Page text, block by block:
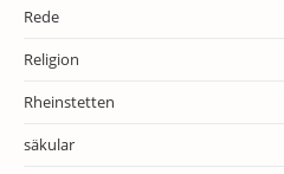
Rede
Religion
Rheinstetten
säkular